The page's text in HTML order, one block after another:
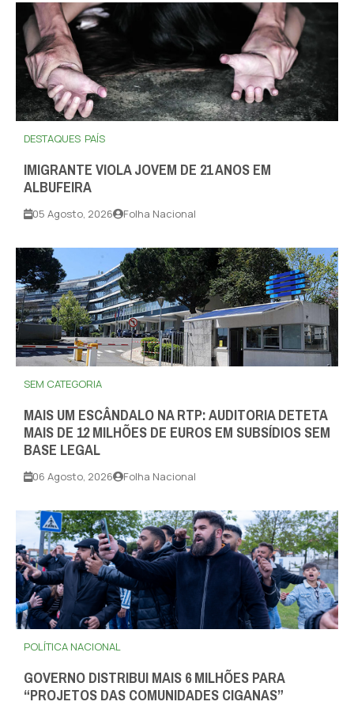
DESTAQUES PAÍS
IMIGRANTE VIOLA JOVEM DE 21 ANOS EM
ALBUFEIRA
05 Agosto, 2026 Folha Nacional
SEM CATEGORIA
MAIS UM ESCÂNDALO NA RTP: AUDITORIA DETETA
MAIS DE 12 MILHÕES DE EUROS EM SUBSÍDIOS SEM
BASE LEGAL
06 Agosto, 2026 Folha Nacional
POLÍTICA NACIONAL
GOVERNO DISTRIBUI MAIS 6 MILHÕES PARA
“PROJETOS DAS COMUNIDADES CIGANAS”